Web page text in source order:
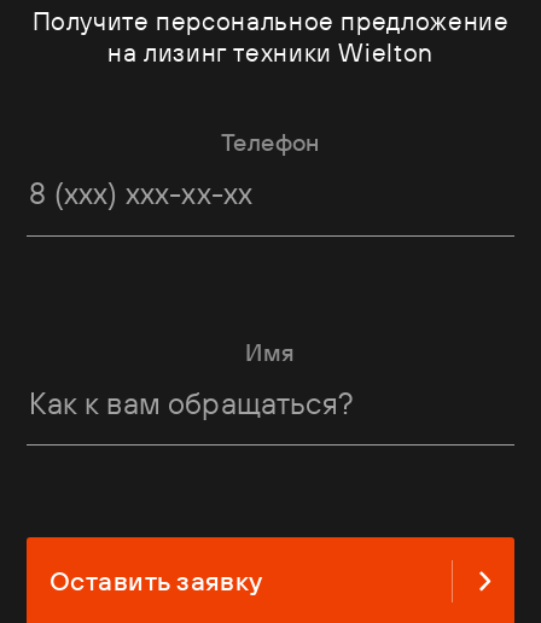
Получите персональное предложение
на лизинг техники Wielton
Телефон
Имя
Оставить заявку